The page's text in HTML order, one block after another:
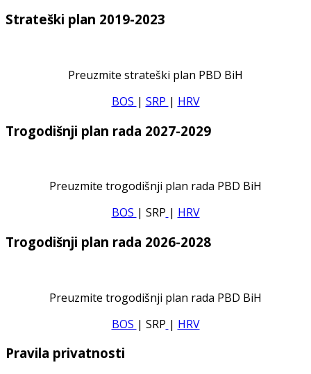
Strateški plan 2019-2023
Preuzmite strateški plan PBD BiH
BOS | SRP | HRV
Trogodišnji plan rada 2027-2029
Preuzmite trogodišnji plan rada PBD BiH
BOS | SRP | HRV
Trogodišnji plan rada 2026-2028
Preuzmite trogodišnji plan rada PBD BiH
BOS | SRP | HRV
Pravila privatnosti